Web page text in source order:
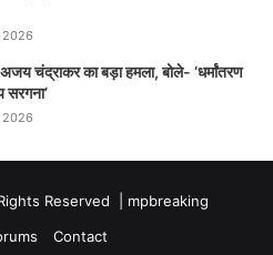
2026
चंद्राकर का बड़ा हमला, बोले- ‘धर्मांतरण
2026
Reserved | mpbreaking
Contact